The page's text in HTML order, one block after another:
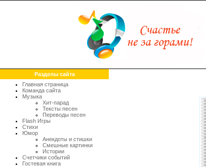
Разделы сайта
Главная страница
Команда сайта
Музыка
Хит-парад
Тексты песен
Переводы песен
Flash Игры
Стихи
Юмор
Анекдоты и стишки
Смешные картинки
Истории
Счетчики событий
Гостевая книга